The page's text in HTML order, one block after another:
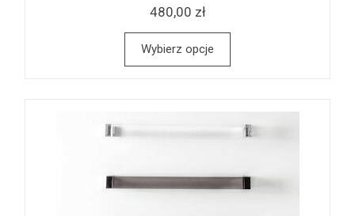
480,00 zł
Wybierz opcje